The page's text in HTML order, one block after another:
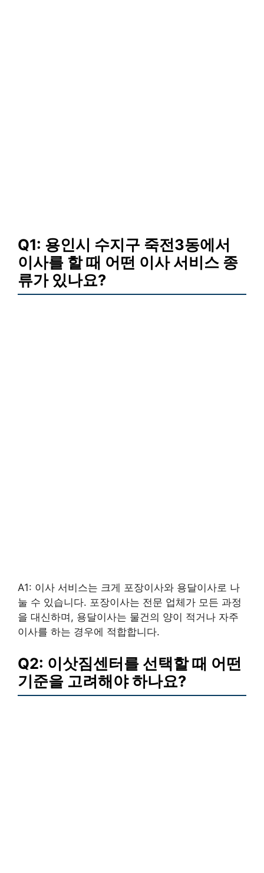
Q1: 용인시 수지구 죽전3동에서
이사를 할 때 어떤 이사 서비스 종
류가 있나요?
A1: 이사 서비스는 크게 포장이사와 용달이사로 나
눌 수 있습니다. 포장이사는 전문 업체가 모든 과정
을 대신하며, 용달이사는 물건의 양이 적거나 자주
이사를 하는 경우에 적합합니다.
Q2: 이삿짐센터를 선택할 때 어떤
기준을 고려해야 하나요?